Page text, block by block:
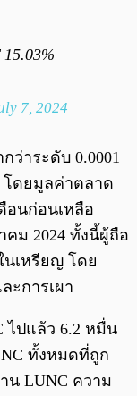
7, 2024
ว่าระดับ 0.0001
โดยมูลค่าตลาด
อนก่อนเหลือ
คม 2024 ทั้งนี้ผู้ถือ
นเหรียญ โดย
ะการเผา
ไปแล้ว 6.2 หมื่น
ทั้งหมดที่ถูก
น LUNC ความ